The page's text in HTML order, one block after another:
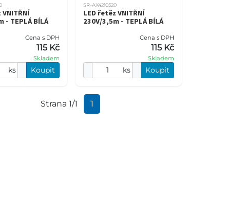
- TEPLÁ BÍLÁ
Cena s DPH
115 Kč
Skladem
ks Koupit
SR-AX4210520
LED řetěz VNITŘNÍ
230V/3,5m - TEPLÁ BÍLÁ
Cena s DPH
115 Kč
Skladem
ks Koupit
Strana 1/1 1